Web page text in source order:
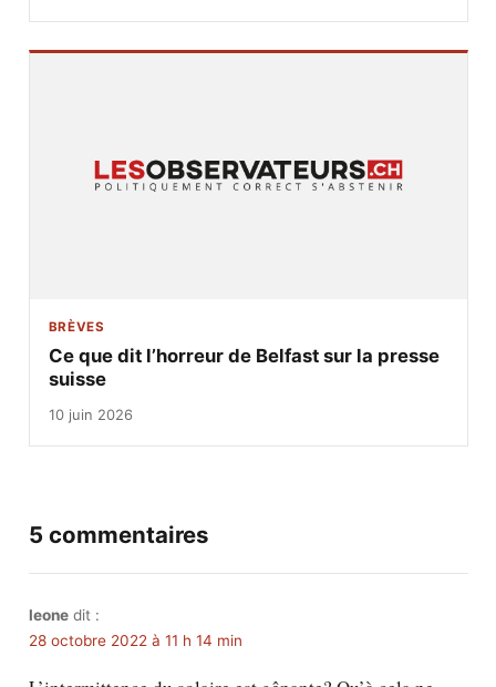
BRÈVES
Ce que dit l’horreur de Belfast sur la presse
suisse
10 juin 2026
5 commentaires
leone dit :
28 octobre 2022 à 11 h 14 min